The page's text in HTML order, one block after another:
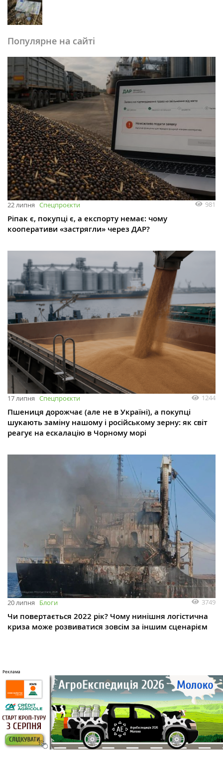
Популярне на сайті
22 липня Спецпроєкти 981
Ріпак є, покупці є, а експорту немає: чому
кооперативи «застрягли» через ДАР?
17 липня Спецпроєкти 1244
Пшениця дорожчає (але не в Україні), а покупці
шукають заміну нашому і російському зерну: як світ
реагує на ескалацію в Чорному морі
20 липня Блоги 3749
Чи повертається 2022 рік? Чому нинішня логістична
криза може розвиватися зовсім за іншим сценарієм